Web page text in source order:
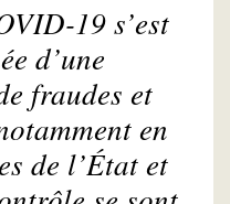
19 s’est
d’une
fraudes et
en
de l’État et